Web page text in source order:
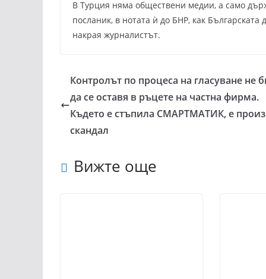
В Турция няма обществени медии, а само
посланик, в нотата ѝ до БНР, как
накрая журналистът.
Контролът по процеса на гласуване не
да се оставя в ръцете на частна фирма.
Където е стъпила СМАРТМАТИК, е
скандал
Вижте още